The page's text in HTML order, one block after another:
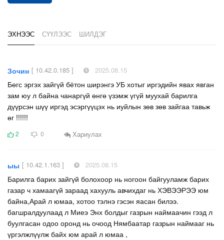
ЭХНЭЭС СҮҮЛЭЭС ШИЛДЭГ
Зочин [ 10.42.0.185 ] 2025.08.15
Бөгс эргэх зайгүй бётон ширэнгэ УБ хотыг иргэдийн явах явган
зам юу л байна чанаргүй өнгө үзэмж үгүй муухай барилга
дүүрсэн шүү иргэд эсэргүүцэх нь иуйлын зөв зөв зайгаа тавьж
өг !!!!!!
2 0 Хариулах
ыы [ 10.42.1.163 ] 2025.08.15
Барилга барих зайгүй болохоор нь ногоон байгууламж барих
газар ч хамаагүй зараад хахууль авчихдаг нь ХЭВЭЭРЭЭ юм
байна,Арай л юмаа, хотоо тэлнэ гэсэн яасан билээ.
багшралдуулаад л Миеэ Энх болдыг газрын наймаачин гээд л
буулгасан одоо оронд нь очоод Нямбаатар газрын наймааг нь
үргэлжлүүлж байх юм арай л юмаа ,